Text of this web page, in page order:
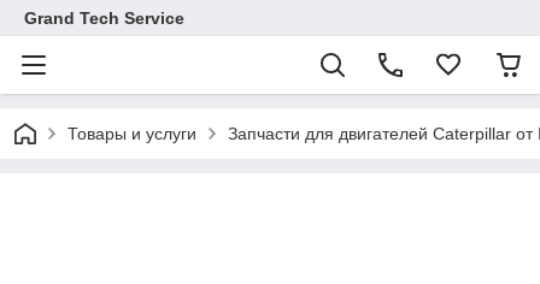
Grand Tech Service
Товары и услуги Запчасти для двигателей Caterpillar от